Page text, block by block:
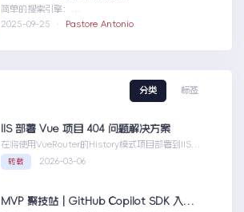
简单的搜索引擎：
usingSystem;usingSystem.Collections.Gen....N
2025-09-25 · Pastore Antonio
分类 标签
IIS 部署 Vue 项目 404 问题解决方案
在将使用VueRouter的History模式项目部署到IIS
时，可能会遇到刷新页面或...IIS部署Vue项目404问
题解决方案
转载 2026-03-06
MVP 聚技站｜GitHub Copilot SDK 入门：五分钟构建你的第一个 AI Agent